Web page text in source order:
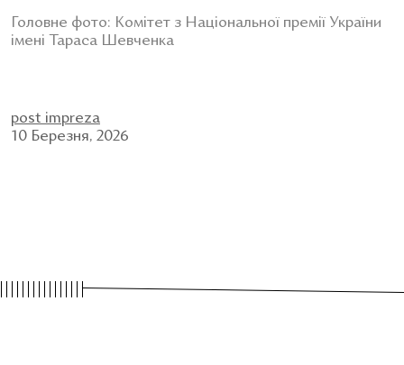
Головне фото: Комітет з Національної премії України
імені Тараса Шевченка
post impreza
10 Березня, 2026